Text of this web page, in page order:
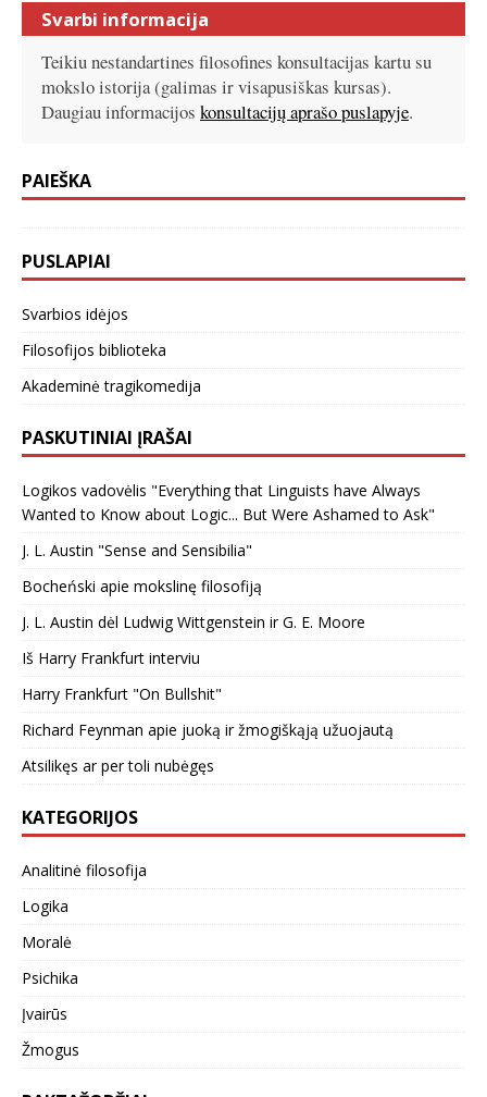
Svarbi informacija
Teikiu nestandartines filosofines konsultacijas kartu su
mokslo istorija (galimas ir visapusiškas kursas).
Daugiau informacijos konsultacijų aprašo puslapyje.
PAIEŠKA
PUSLAPIAI
Svarbios idėjos
Filosofijos biblioteka
Akademinė tragikomedija
PASKUTINIAI ĮRAŠAI
Logikos vadovėlis "Everything that Linguists have Always
Wanted to Know about Logic... But Were Ashamed to Ask"
J. L. Austin "Sense and Sensibilia"
Bocheński apie mokslinę filosofiją
J. L. Austin dėl Ludwig Wittgenstein ir G. E. Moore
Iš Harry Frankfurt interviu
Harry Frankfurt "On Bullshit"
Richard Feynman apie juoką ir žmogiškąją užuojautą
Atsilikęs ar per toli nubėgęs
KATEGORIJOS
Analitinė filosofija
Logika
Moralė
Psichika
Įvairūs
Žmogus